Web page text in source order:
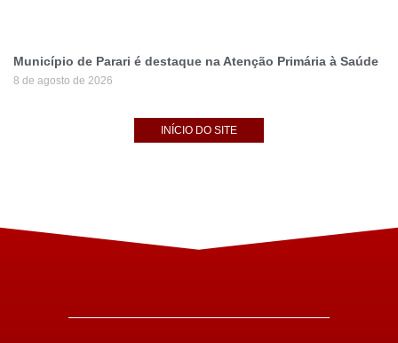
Município de Parari é destaque na Atenção Primária à Saúde
8 de agosto de 2026
INÍCIO DO SITE